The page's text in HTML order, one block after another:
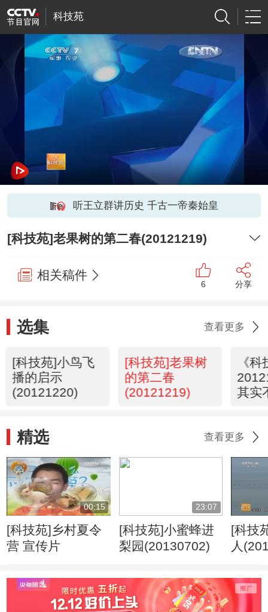
科技苑
听王立群讲历史 千古一帝秦始皇
[科技苑]老果树的第二春(20121219)
相关稿件
6 分享
选集 查看更多
[科技苑]小鸟飞
播的启示
(20121220)
[科技苑]老果树
的第二春
(20121219)
《
其实
精选 查看更多
00:15
[科技苑]乡村夏令
营 宣传片
23:07
[科技苑]小蜜蜂进
梨园(20130702)
[科技
人